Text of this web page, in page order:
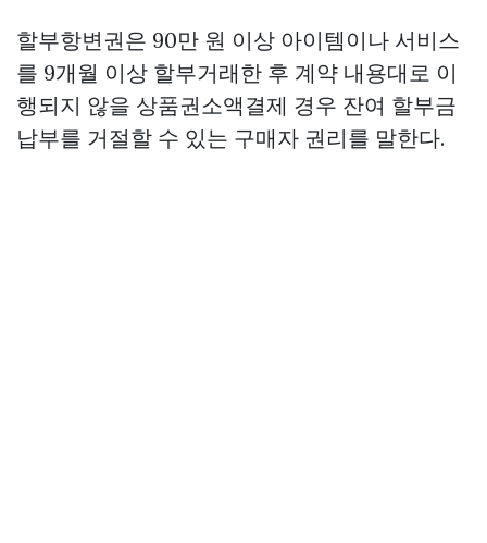
할부항변권은 90만 원 이상 아이템이나 서비스
를 9개월 이상 할부거래한 후 계약 내용대로 이
행되지 않을 상품권소액결제 경우 잔여 할부금
납부를 거절할 수 있는 구매자 권리를 말한다.